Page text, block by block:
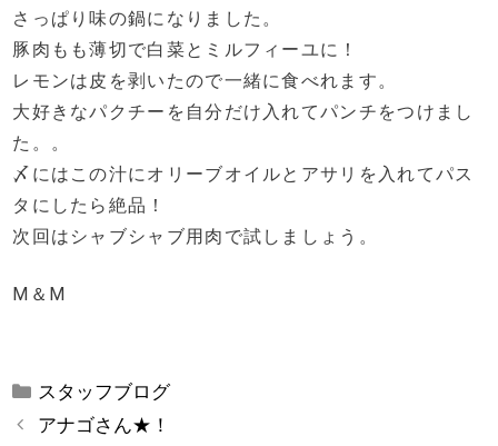
さっぱり味の鍋になりました。
豚肉もも薄切で白菜とミルフィーユに！
レモンは皮を剥いたので一緒に食べれます。
大好きなパクチーを自分だけ入れてパンチをつけまし
た。。
〆にはこの汁にオリーブオイルとアサリを入れてパス
タにしたら絶品！
次回はシャブシャブ用肉で試しましょう。
M＆M
カ
テ
スタッフブログ
アナゴさん★！